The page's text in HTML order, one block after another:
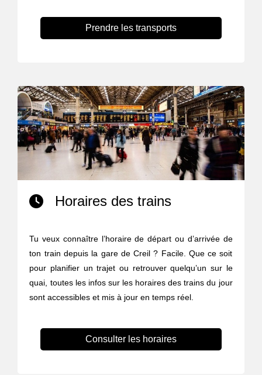
Prendre les transports
Horaires des trains
Tu veux connaître l’horaire de départ ou d’arrivée de
ton train depuis la gare de Creil ? Facile. Que ce soit
pour planifier un trajet ou retrouver quelqu’un sur le
quai, toutes les infos sur les horaires des trains du jour
sont accessibles et mis à jour en temps réel.
Consulter les horaires